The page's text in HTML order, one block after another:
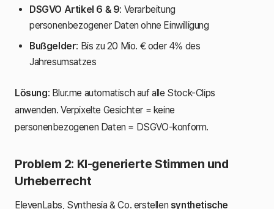
DSGVO Artikel 6 & 9: Verarbeitung
personenbezogener Daten ohne Einwilligung
Bußgelder: Bis zu 20 Mio. € oder 4% des
Jahresumsatzes
Lösung: Blur.me automatisch auf alle Stock-Clips
anwenden. Verpixelte Gesichter = keine
personenbezogenen Daten = DSGVO-konform.
Problem 2: KI-generierte Stimmen und
Urheberrecht
ElevenLabs, Synthesia & Co. erstellen synthetische